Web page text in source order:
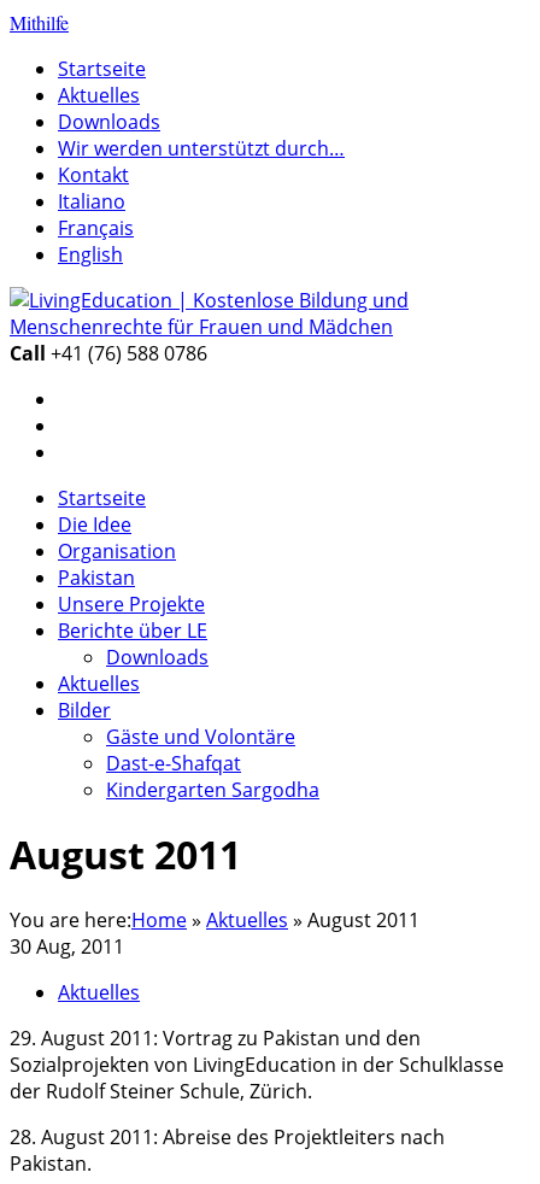
Mithilfe
Startseite
Aktuelles
Downloads
Wir werden unterstützt durch…
Kontakt
Italiano
Français
English
Call +41 (76) 588 0786
Startseite
Die Idee
Organisation
Pakistan
Unsere Projekte
Berichte über LE
Downloads
Aktuelles
Bilder
Gäste und Volontäre
Dast-e-Shafqat
Kindergarten Sargodha
August 2011
You are here:Home» Aktuelles » August 2011
30 Aug, 2011
Aktuelles
29. August 2011: Vortrag zu Pakistan und den
Sozialprojekten von LivingEducation in der Schulklasse
der Rudolf Steiner Schule, Zürich.
28. August 2011: Abreise des Projektleiters nach
Pakistan.